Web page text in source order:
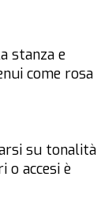
stanza e
come rosa
su tonalità
o accesi è